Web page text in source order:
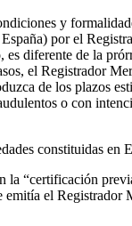
y
por el
diferente de la
el Registrador
de los plazos
o con
constituidas
“certificación
el Registrador